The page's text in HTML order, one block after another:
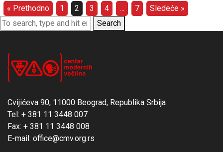
« Prethodno
1 2 3 4 … 7
Sledeće »
Search
Cvijićeva 90, 11000 Beograd, Republika Srbija
Tel: + 381 11 3448 007
Fax: + 381 11 3448 008
E-mail: office@cmv.org.rs